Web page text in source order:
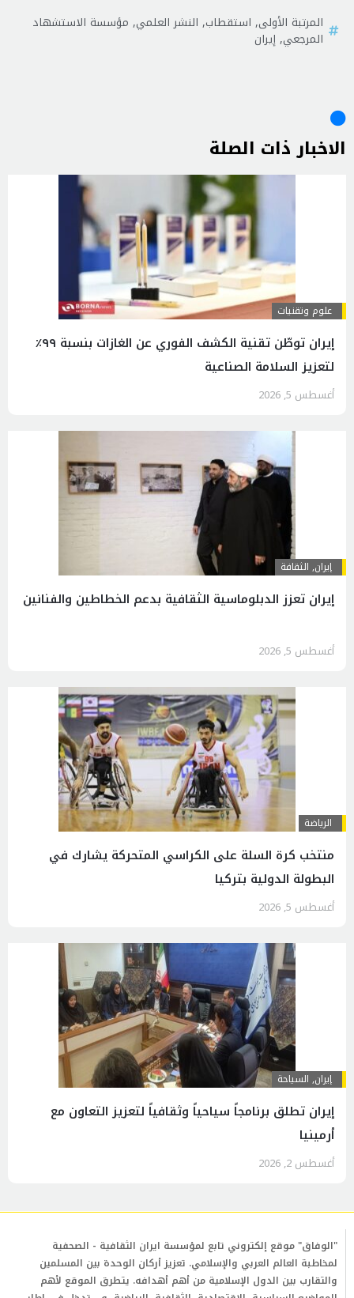
المرتبة الأولى, استقطاب, النشر العلمي, مؤسسة الاستشهاد
المرجعي,إيران
الاخبار ذات الصلة
علوم وتقنيات
إيران توطّن تقنية الكشف الفوري عن الغازات بنسبة ٩٩٪
لتعزيز السلامة الصناعية
أغسطس 5, 2026
إيران, الثقافة
إيران تعزز الدبلوماسية الثقافية بدعم الخطاطين والفنانين
أغسطس 5, 2026
الرياضة
منتخب كرة السلة على الكراسي المتحركة يشارك في
البطولة الدولية بتركيا
أغسطس 5, 2026
إيران, السياحة
إيران تطلق برنامجاً سياحياً وثقافياً لتعزيز التعاون مع
أرمينيا
أغسطس 2, 2026
"الوفاق" موقع إلكتروني تابع لمؤسسة ايران الثقافية - الصحفية
لمخاطبة العالم العربي والإسلامي. تعزيز أركان الوحدة بين المسلمين
والتقارب بين الدول الإسلامية من أهم أهدافه. يتطرق الموقع لأهم